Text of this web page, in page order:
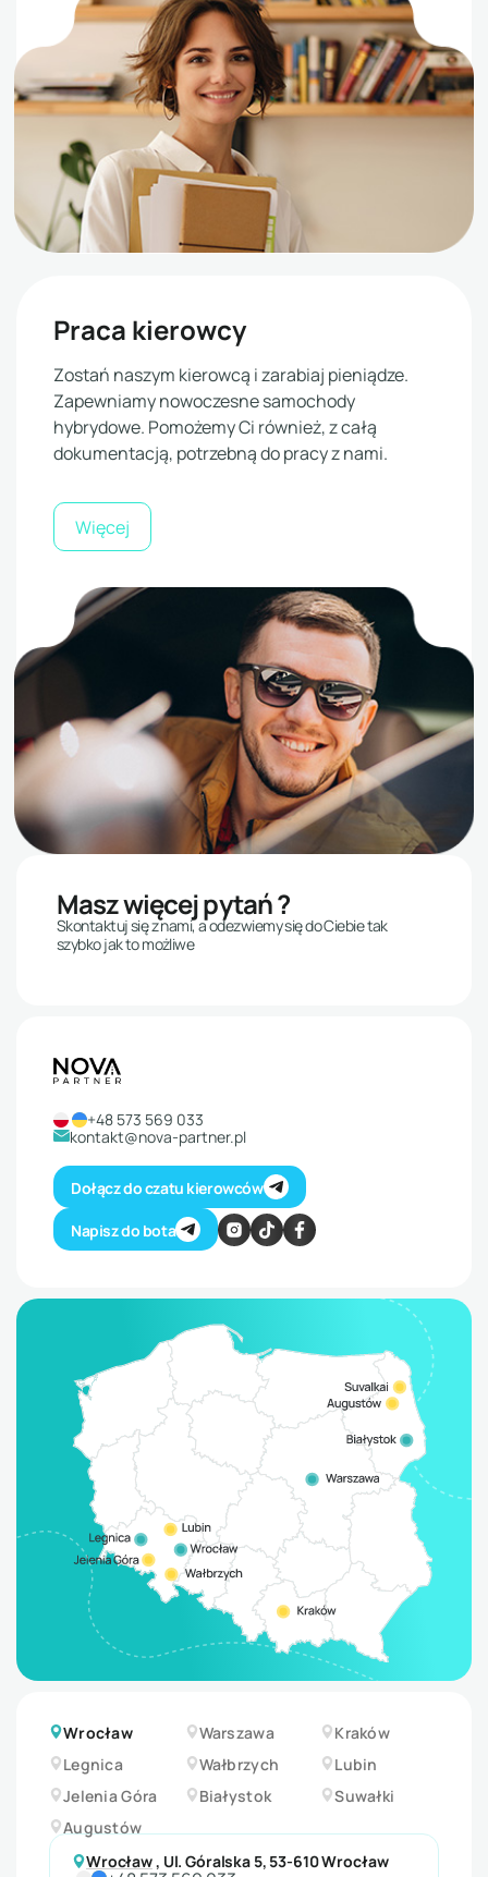
Praca kierowcy
Zostań naszym kierowcą i zarabiaj pieniądze.
Zapewniamy nowoczesne samochody
hybrydowe. Pomożemy Ci również, z całą
dokumentacją, potrzebną do pracy z nami.
Więcej
Masz więcej pytań ?
Skontaktuj się z nami, a odezwiemy się do Ciebie tak
szybko jak to możliwe
+48 573 569 033
kontakt@nova-partner.pl
Dołącz do czatu kierowców
Napisz do bota
Wrocław Warszawa
Kraków
Legnica
Wałbrzych
Lubin
Jelenia Góra
Białystok
Suwałki
Augustów
Wrocław, Ul. Góralska 5, 53-610 Wrocław